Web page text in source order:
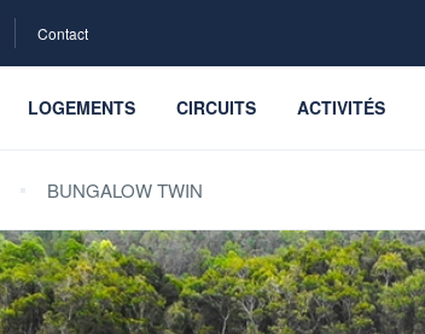
Contact
LOGEMENTS CIRCUITS ACTIVITÉS
BUNGALOW TWIN